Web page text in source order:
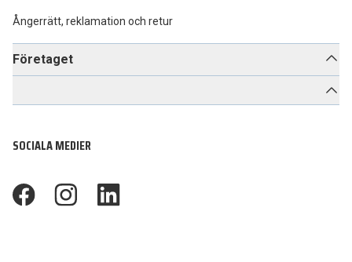
Ångerrätt, reklamation och retur
Företaget
SOCIALA MEDIER